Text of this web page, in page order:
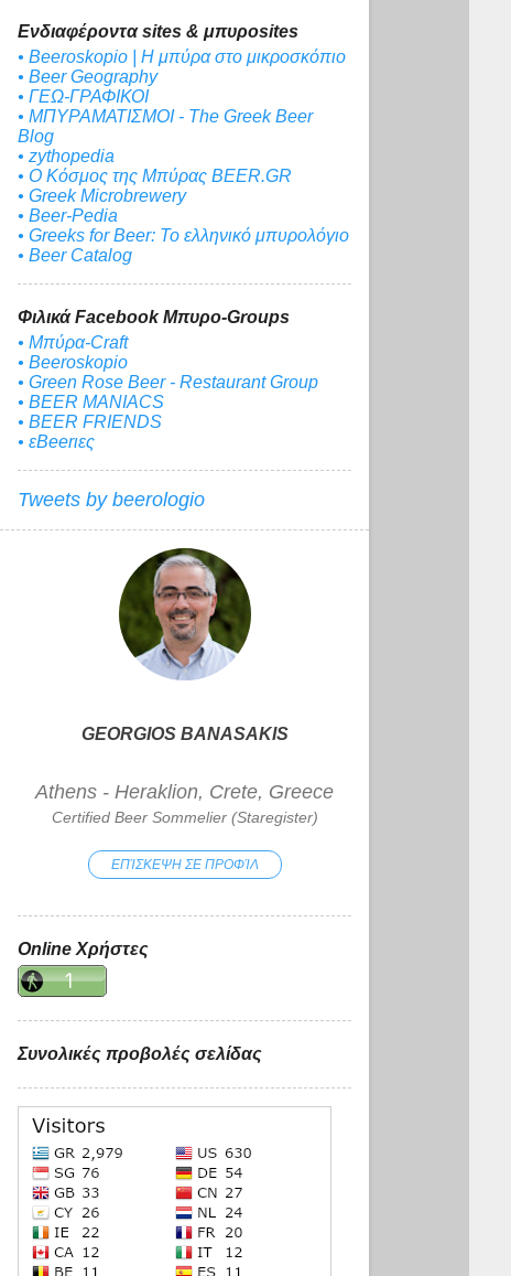
Ενδιαφέροντα sites & μπυροsites
• Beeroskopio | Η μπύρα στο μικροσκόπιο
• Beer Geography
• ΓΕΩ-ΓΡΑΦΙΚΟΙ
• ΜΠΥΡΑΜΑΤΙΣΜΟΙ - The Greek Beer
Blog
• zythopedia
• Ο Κόσμος της Μπύρας BEER.GR
• Greek Microbrewery
• Beer-Pedia
• Greeks for Beer: To ελληνικό μπυρολόγιο
• Beer Catalog
Φιλικά Facebook Μπυρο-Groups
• Μπύρα-Craft
• Beeroskopio
• Green Rose Beer - Restaurant Group
• BEER MANIACS
• BEER FRIENDS
• εBeerιες
Tweets by beerologio
GEORGIOS BANASAKIS
Athens - Heraklion, Crete, Greece
Certified Beer Sommelier (Staregister)
ΕΠΊΣΚΕΨΗ ΣΕ ΠΡΟΦΊΛ
Online Χρήστες
Συνολικές προβολές σελίδας